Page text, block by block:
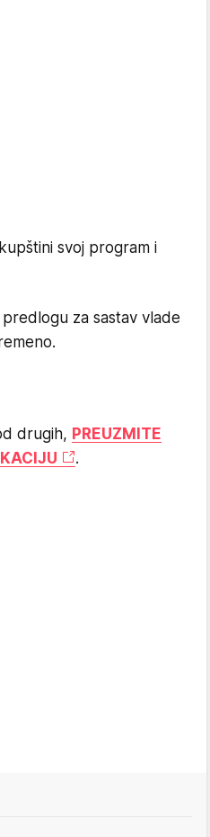
svoj program i
za sastav vlade
drugih, PREUZMITE
.